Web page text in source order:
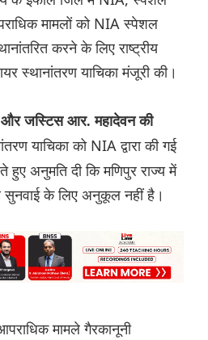
मामलों को NIA स्पेशल
करने के लिए राष्ट्रीय
स्थानांतरण याचिका मंजूरी की।
और जस्टिस आर. महादेवन की
याचिका को NIA द्वारा की गई
हुए अनुमति दी कि मणिपुर राज्य में
सुनवाई के लिए अनुकूल नहीं है।
मामले गैरकानूनी